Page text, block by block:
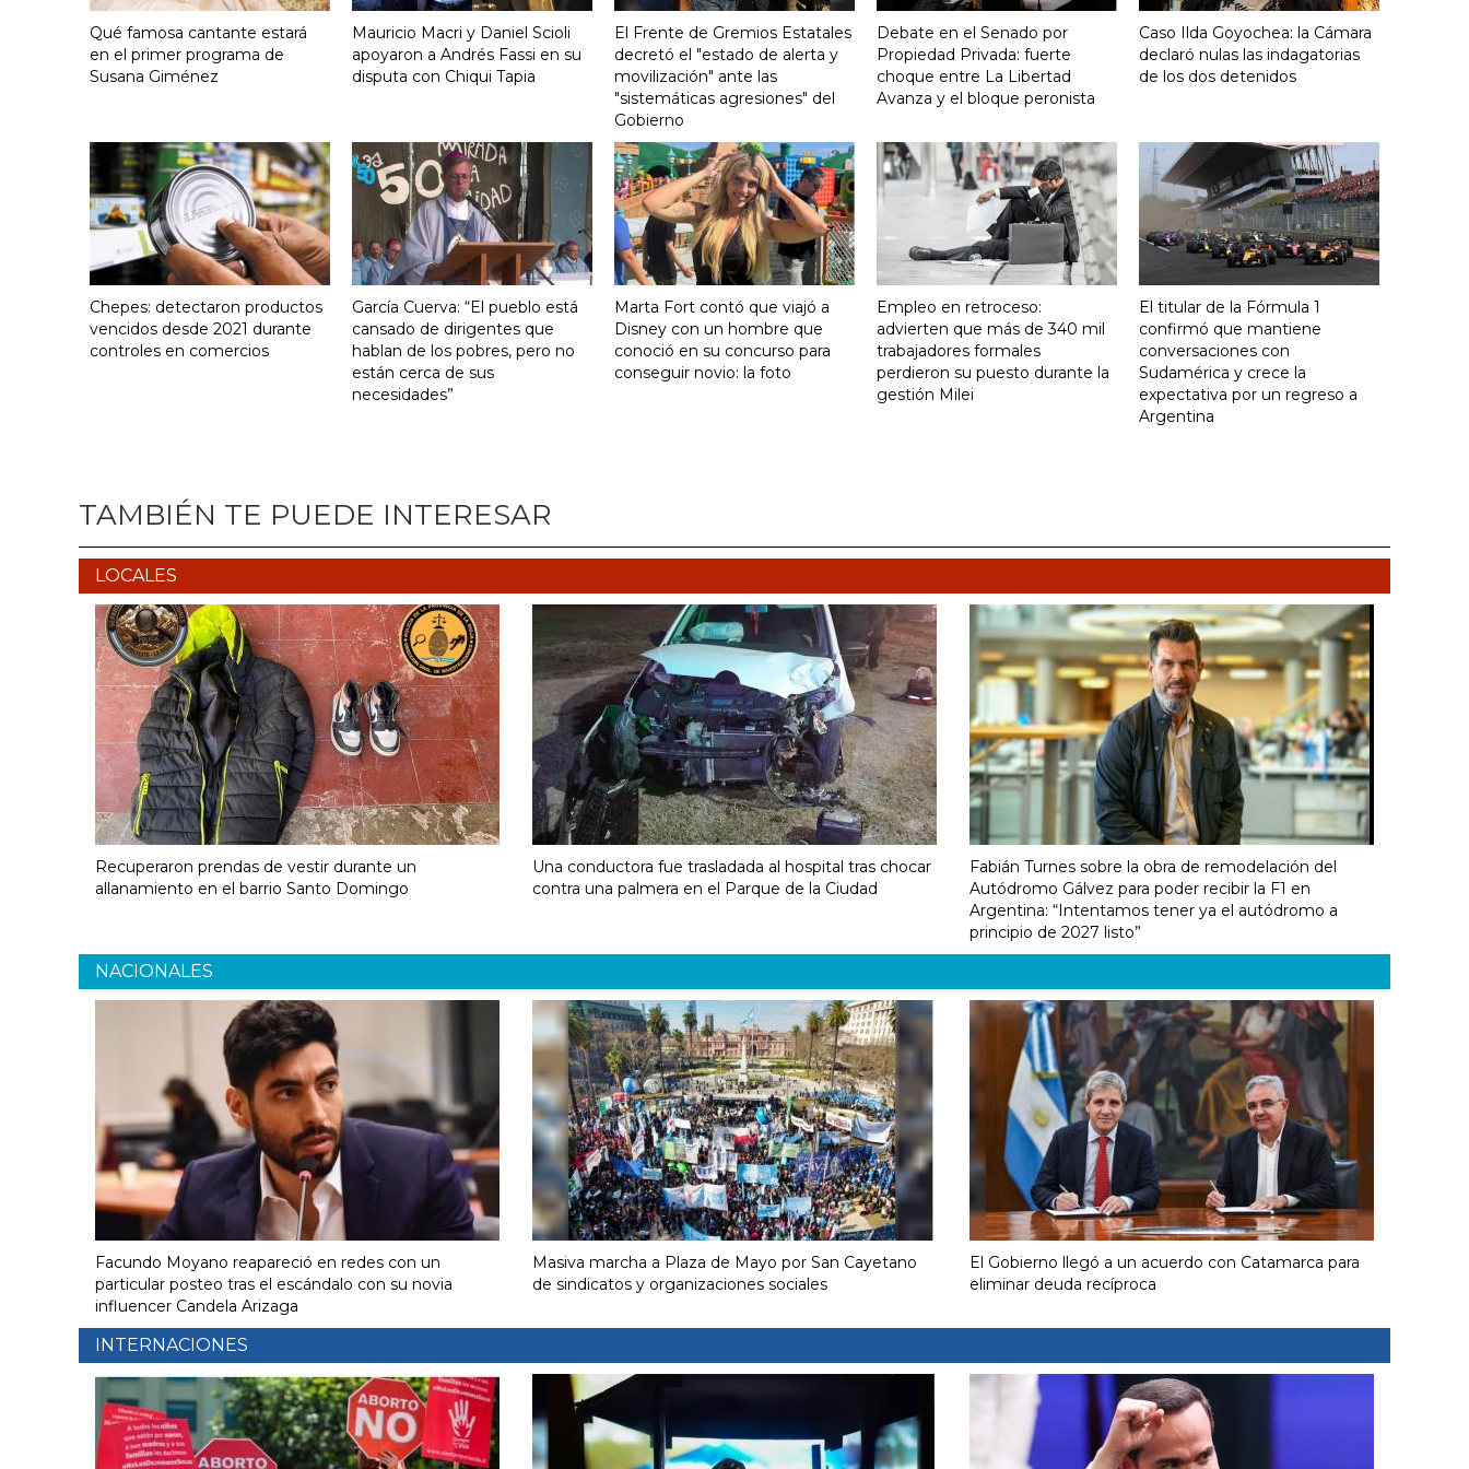
Qué famosa cantante estará
en el primer programa de
Susana Giménez
Mauricio Macri y Daniel Scioli
apoyaron a Andrés Fassi en su
disputa con Chiqui Tapia
El Frente de Gremios Estatales
decretó el "estado de alerta y
movilización" ante las
"sistemáticas agresiones" del
Gobierno
Debate en el Senado por
Propiedad Privada: fuerte
choque entre La Libertad
Avanza y el bloque peronista
Caso Ilda Goyochea: la Cámara
declaró nulas las indagatorias
de los dos detenidos
Chepes: detectaron productos
vencidos desde 2021 durante
controles en comercios
García Cuerva: “El pueblo está
cansado de dirigentes que
hablan de los pobres, pero no
están cerca de sus
necesidades”
Marta Fort contó que viajó a
Disney con un hombre que
conoció en su concurso para
conseguir novio: la foto
Empleo en retroceso:
advierten que más de 340 mil
trabajadores formales
perdieron su puesto durante la
gestión Milei
El titular de la Fórmula 1
confirmó que mantiene
conversaciones con
Sudamérica y crece la
expectativa por un regreso a
Argentina
TAMBIÉN TE PUEDE INTERESAR
LOCALES
Recuperaron prendas de vestir durante un
allanamiento en el barrio Santo Domingo
Una conductora fue trasladada al hospital tras chocar
contra una palmera en el Parque de la Ciudad
Fabián Turnes sobre la obra de remodelación del
Autódromo Gálvez para poder recibir la F1 en
Argentina: “Intentamos tener ya el autódromo a
principio de 2027 listo”
NACIONALES
Facundo Moyano reapareció en redes con un
particular posteo tras el escándalo con su novia
influencer Candela Arizaga
Masiva marcha a Plaza de Mayo por San Cayetano
de sindicatos y organizaciones sociales
El Gobierno llegó a un acuerdo con Catamarca para
eliminar deuda recíproca
INTERNACIONES